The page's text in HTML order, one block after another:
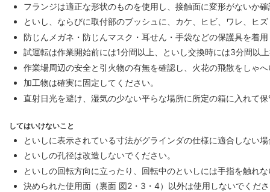
フランジは適正な形状のものを使用し、接触面に変形がないか
といし、ならびに取付部のブッシュに、カケ、ヒビ、ワレ、ヒ
防じんメガネ・防じんマスク・耳せん・手袋などの保護具を着
試運転は作業開始前には1分間以上、といし交換時には3分間以
作業場周辺の安全と引火物の有無を確認し、火花の飛散をしゃ
加工物は確実に固定してください。
直射日光を避け、湿気の少ない平らな場所に所定の箱に入れて
してはいけないこと
といしに表示されている寸法がグラインダの仕様に適合しない
といしの孔径は改造しないでください。
といしの回転方向に立ったり、回転中のといしには手指を触れ
決められた使用面（裏面 図2・3・4）以外は使用しないでくだ